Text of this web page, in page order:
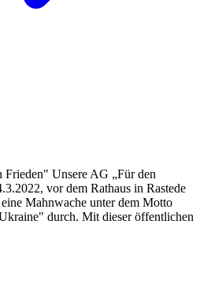
Unsere AG „Für den
vor dem Rathaus in Rastede
Mahnwache unter dem Motto
durch. Mit dieser öffentlichen